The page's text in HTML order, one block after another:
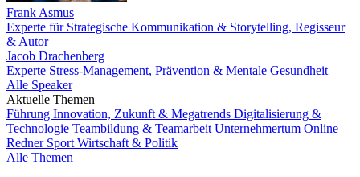
Frank Asmus
Experte für Strategische Kommunikation & Storytelling, Regisseur
& Autor
Jacob Drachenberg
Experte Stress-Management, Prävention & Mentale Gesundheit
Alle Speaker
Aktuelle Themen
Führung Innovation, Zukunft & Megatrends Digitalisierung &
Technologie Teambildung & Teamarbeit Unternehmertum Online
Redner Sport Wirtschaft & Politik
Alle Themen